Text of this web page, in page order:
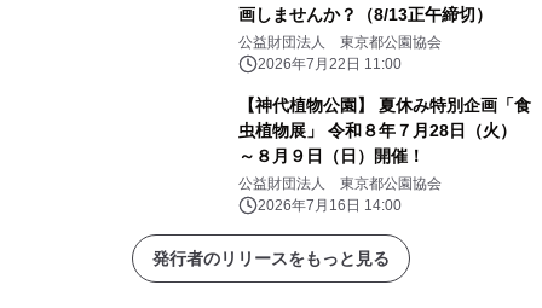
画しませんか？（8/13正午締切）
公益財団法人 東京都公園協会
2026年7月22日 11:00
【神代植物公園】 夏休み特別企画「食
虫植物展」 令和８年７月28日（火）
～８月９日（日）開催！
公益財団法人 東京都公園協会
2026年7月16日 14:00
発行者のリリースをもっと見る